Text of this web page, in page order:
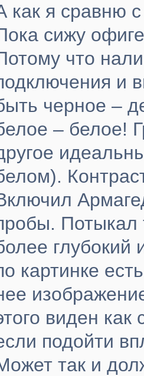
как я сравню
сижу
что
и
черное –
– белое!
Потыкал
глубокий
картинке
виден как
подойти
так и